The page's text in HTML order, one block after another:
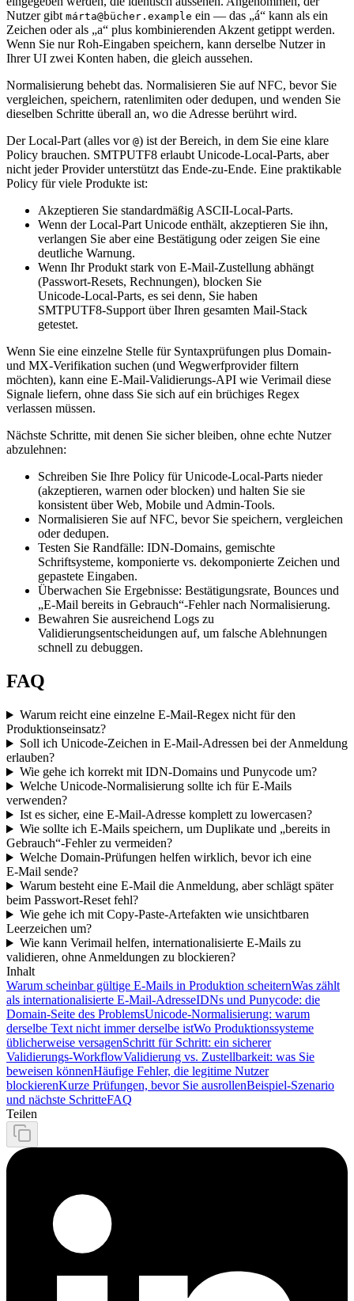
Nutzer gibt márta@bücher.example ein — das „á“ kann als ein
Zeichen oder als „a“ plus kombinierenden Akzent getippt werden.
Wenn Sie nur Roh‑Eingaben speichern, kann derselbe Nutzer in
Ihrer UI zwei Konten haben, die gleich aussehen.
Normalisierung behebt das. Normalisieren Sie auf NFC, bevor Sie
vergleichen, speichern, ratenlimiten oder dedupen, und wenden Sie
dieselben Schritte überall an, wo die Adresse berührt wird.
Der Local‑Part (alles vor @) ist der Bereich, in dem Sie eine klare
Policy brauchen. SMTPUTF8 erlaubt Unicode‑Local‑Parts, aber
nicht jeder Provider unterstützt das Ende‑zu‑Ende. Eine praktikable
Policy für viele Produkte ist:
Akzeptieren Sie standardmäßig ASCII‑Local‑Parts.
Wenn der Local‑Part Unicode enthält, akzeptieren Sie ihn,
verlangen Sie aber eine Bestätigung oder zeigen Sie eine
deutliche Warnung.
Wenn Ihr Produkt stark von E‑Mail‑Zustellung abhängt
(Passwort‑Resets, Rechnungen), blocken Sie
Unicode‑Local‑Parts, es sei denn, Sie haben
SMTPUTF8‑Support über Ihren gesamten Mail‑Stack
getestet.
Wenn Sie eine einzelne Stelle für Syntaxprüfungen plus Domain‑
und MX‑Verifikation suchen (und Wegwerfprovider filtern
möchten), kann eine E‑Mail‑Validierungs‑API wie Verimail diese
Signale liefern, ohne dass Sie sich auf ein brüchiges Regex
verlassen müssen.
Nächste Schritte, mit denen Sie sicher bleiben, ohne echte Nutzer
abzulehnen:
Schreiben Sie Ihre Policy für Unicode‑Local‑Parts nieder
(akzeptieren, warnen oder blocken) und halten Sie sie
konsistent über Web, Mobile und Admin‑Tools.
Normalisieren Sie auf NFC, bevor Sie speichern, vergleichen
oder dedupen.
Testen Sie Randfälle: IDN‑Domains, gemischte
Schriftsysteme, komponierte vs. dekomponierte Zeichen und
gepastete Eingaben.
Überwachen Sie Ergebnisse: Bestätigungsrate, Bounces und
„E‑Mail bereits in Gebrauch“‑Fehler nach Normalisierung.
Bewahren Sie ausreichend Logs zu
Validierungsentscheidungen auf, um falsche Ablehnungen
schnell zu debuggen.
FAQ
Warum reicht eine einzelne E‑Mail‑Regex nicht für den
Produktionseinsatz?
Soll ich Unicode‑Zeichen in E‑Mail‑Adressen bei der Anmeldung
erlauben?
Wie gehe ich korrekt mit IDN‑Domains und Punycode um?
Welche Unicode‑Normalisierung sollte ich für E‑Mails
verwenden?
Ist es sicher, eine E‑Mail‑Adresse komplett zu lowercasen?
Wie sollte ich E‑Mails speichern, um Duplikate und „bereits in
Gebrauch“-Fehler zu vermeiden?
Welche Domain‑Prüfungen helfen wirklich, bevor ich eine
E‑Mail sende?
Warum besteht eine E‑Mail die Anmeldung, aber schlägt später
beim Passwort‑Reset fehl?
Wie gehe ich mit Copy‑Paste‑Artefakten wie unsichtbaren
Leerzeichen um?
Wie kann Verimail helfen, internationalisierte E‑Mails zu
validieren, ohne Anmeldungen zu blockieren?
Inhalt
Warum scheinbar gültige E‑Mails in Produktion scheiternWas zählt
als internationalisierte E‑Mail‑AdresseIDNs und Punycode: die
Domain‑Seite des ProblemsUnicode‑Normalisierung: warum
derselbe Text nicht immer derselbe istWo Produktionssysteme
üblicherweise versagenSchritt für Schritt: ein sicherer
Validierungs‑WorkflowValidierung vs. Zustellbarkeit: was Sie
beweisen könnenHäufige Fehler, die legitime Nutzer
blockierenKurze Prüfungen, bevor Sie ausrollenBeispiel‑Szenario
und nächste SchritteFAQ
Teilen